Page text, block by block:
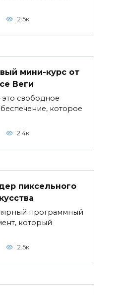
2.5к.
мини-курс от
Веги
свободное
которое
2.4к.
пиксельного
программный
который
2.5к.